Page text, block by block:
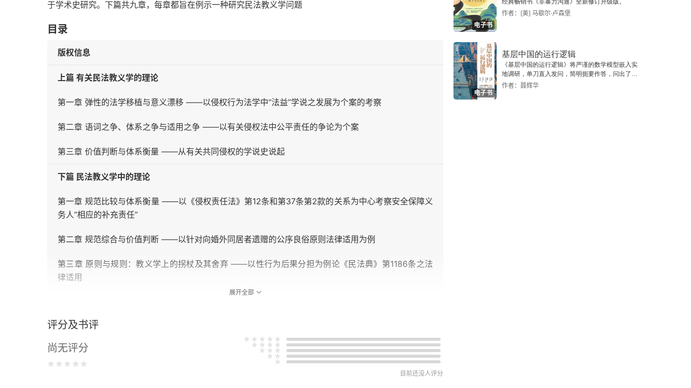
于学术史研究。下篇共九章，每章都旨在例示一种研究民法教义学问题
目录
版权信息
上篇 有关民法教义学的理论
第一章 弹性的法学移植与意义漂移 ——以侵权行为法学中“法益”学说之发展为个案的考察
第二章 语词之争、体系之争与适用之争 ——以有关侵权法中公平责任的争论为个案
第三章 价值判断与体系衡量 ——从有关共同侵权的学说史说起
下篇 民法教义学中的理论
第一章 规范比较与体系衡量 ——以《侵权责任法》第12条和第37条第2款的关系为中心考察安全保障义
务人“相应的补充责任”
第二章 规范综合与价值判断 ——以针对向婚外同居者遗赠的公序良俗原则法律适用为例
第三章 原则与规则：教义学上的拐杖及其舍弃 ——以性行为后果分担为例论《民法典》第1186条之法
律适用
第五章 自治与管制之二：定义性规范、任意性规范与强制性规范 ——以《民法典》第585条（违约金）
第六章 比较法与案例视角下的深层求同 ——以占有推定运作机理之考察为例
展开全部
评分及书评
尚无评分
目前还没人评分
电子书
经典畅销书《非暴力沟通》全新修订升级版。
作者：[美] 马歇尔·卢森堡
电子书
基层中国的运行逻辑
《基层中国的运行逻辑》将严谨的数学模型嵌入实
地调研，单刀直入发问，简明扼要作答，问出了一
个真实切近的基层中国。
作者：聂辉华